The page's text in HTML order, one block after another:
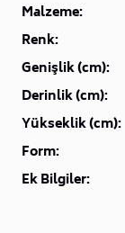
Malzeme:
Renk:
Genişlik (cm):
Derinlik (cm):
Yükseklik (cm):
Form:
Ek Bilgiler: